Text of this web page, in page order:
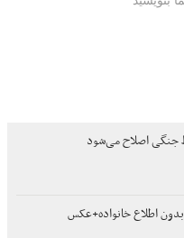
جنگی اصلاح می‌شود
اطلاع خانواده+عکس